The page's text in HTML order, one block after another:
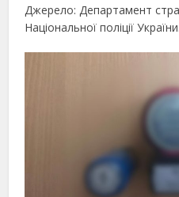
Джерело: Департамент
Національної поліції України.